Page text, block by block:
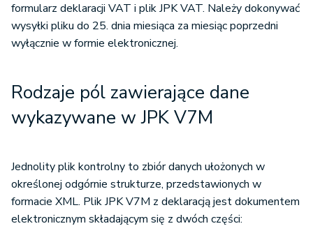
formularz deklaracji VAT i plik JPK VAT. Należy dokonywać
wysyłki pliku do 25. dnia miesiąca za miesiąc poprzedni
wyłącznie w formie elektronicznej.
Rodzaje pól zawierające dane
wykazywane w JPK V7M
Jednolity plik kontrolny to zbiór danych ułożonych w
określonej odgórnie strukturze, przedstawionych w
formacie XML. Plik JPK V7M z deklaracją jest dokumentem
elektronicznym składającym się z dwóch części: